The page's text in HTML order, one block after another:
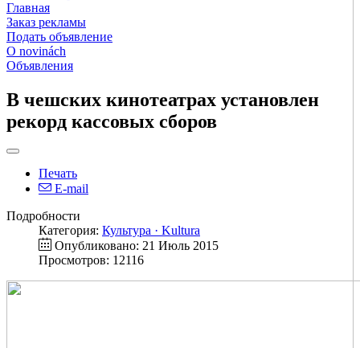
Главная
Заказ рекламы
Подать объявление
O novinách
Объявления
В чешских кинотеатрах установлен
рекорд кассовых сборов
Печать
E-mail
Подробности
Категория: Культура · Kultura
Опубликовано: 21 Июль 2015
Просмотров: 12116